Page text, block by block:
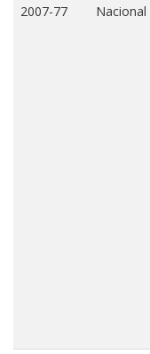
2007-77 Nacional